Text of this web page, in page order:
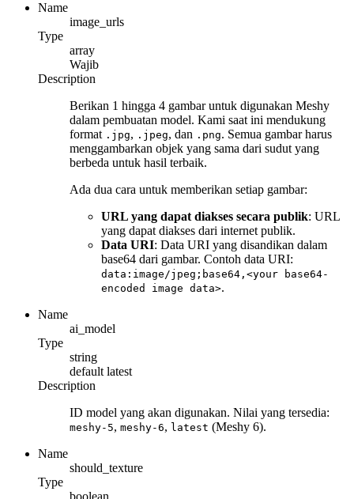
Name
image_urls
Type
array
Wajib
Description
Berikan 1 hingga 4 gambar untuk digunakan Meshy
dalam pembuatan model. Kami saat ini mendukung
format .jpg, .jpeg, dan .png. Semua gambar harus
menggambarkan objek yang sama dari sudut yang
berbeda untuk hasil terbaik.
Ada dua cara untuk memberikan setiap gambar:
URL yang dapat diakses secara publik: URL
yang dapat diakses dari internet publik.
Data URI: Data URI yang disandikan dalam
base64 dari gambar. Contoh data URI:
data:image/jpeg;base64,<your base64-
encoded image data>.
Name
ai_model
Type
string
default latest
Description
ID model yang akan digunakan. Nilai yang tersedia:
meshy-5, meshy-6, latest (Meshy 6).
Name
should_texture
Type